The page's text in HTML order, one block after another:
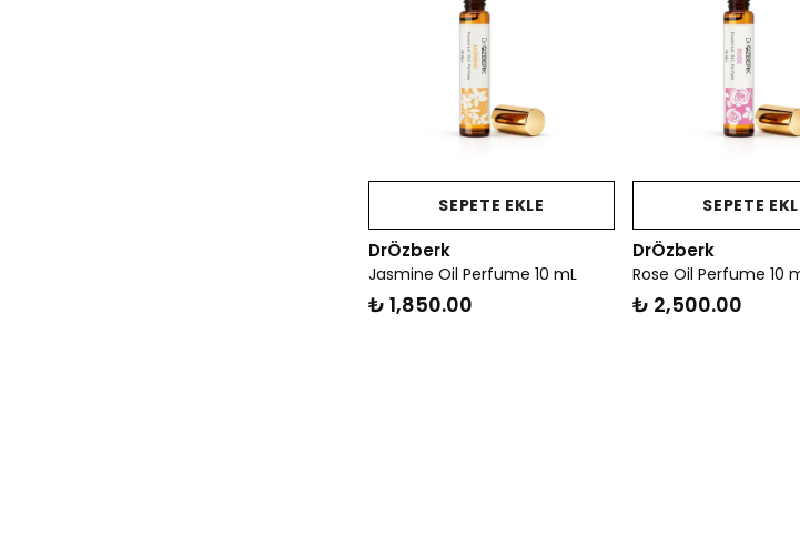
SEPETE EKLE
DrÖzberk
Jasmine Oil Perfume 10 mL
₺ 1,850.00
SEPETE
DrÖzberk
Rose Oil Perfume 10
₺ 2,500.00